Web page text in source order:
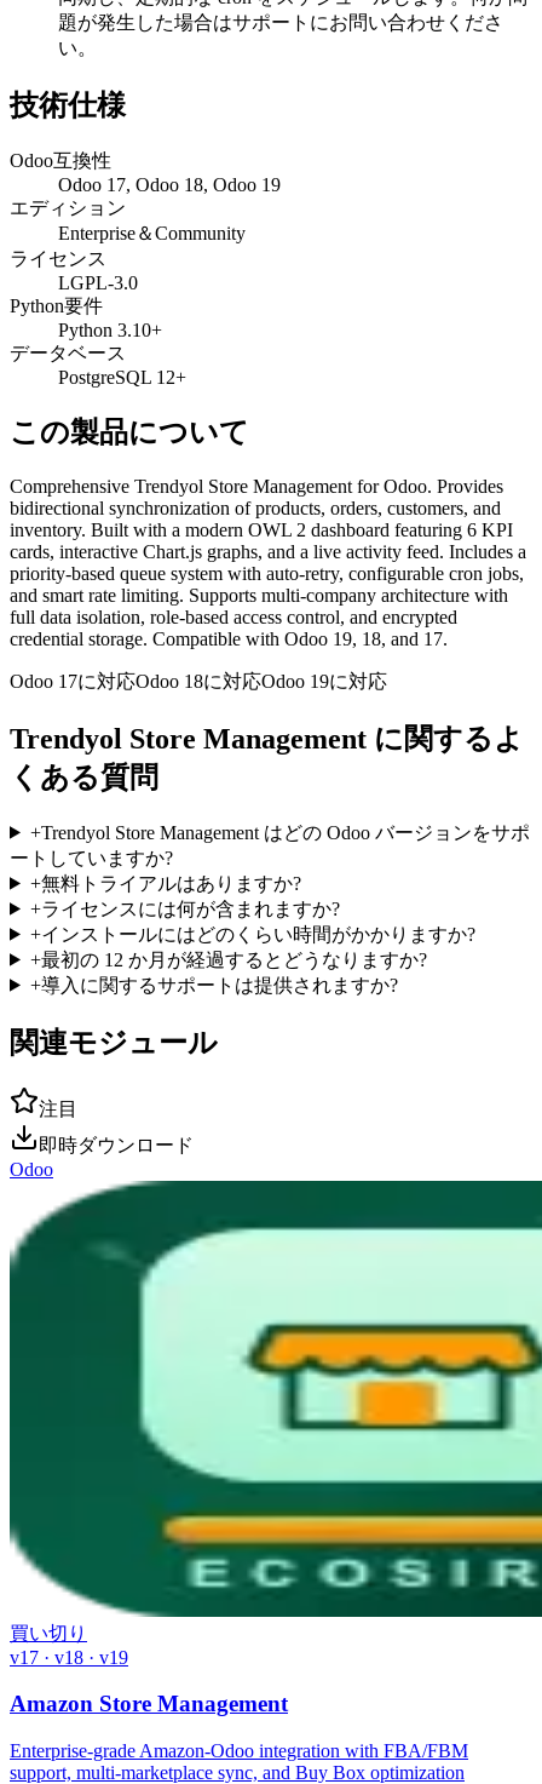
題が発生した場合はサポートにお問い合わせくださ
い。
技術仕様
Odoo互換性
Odoo 17, Odoo 18, Odoo 19
エディション
Enterprise＆Community
ライセンス
LGPL-3.0
Python要件
Python 3.10+
データベース
PostgreSQL 12+
この製品について
Comprehensive Trendyol Store Management for Odoo. Provides
bidirectional synchronization of products, orders, customers, and
inventory. Built with a modern OWL 2 dashboard featuring 6 KPI
cards, interactive Chart.js graphs, and a live activity feed. Includes a
priority-based queue system with auto-retry, configurable cron jobs,
and smart rate limiting. Supports multi-company architecture with
full data isolation, role-based access control, and encrypted
credential storage. Compatible with Odoo 19, 18, and 17.
Odoo 17に対応Odoo 18に対応Odoo 19に対応
Trendyol Store Management に関するよ
くある質問
+Trendyol Store Management はどの Odoo バージョンをサポ
ートしていますか?
+無料トライアルはありますか?
+ライセンスには何が含まれますか?
+インストールにはどのくらい時間がかかりますか?
+最初の 12 か月が経過するとどうなりますか?
+導入に関するサポートは提供されますか?
関連モジュール
注目
即時ダウンロード
Odoo
買い切り
v17 · v18 · v19
Amazon Store Management
Enterprise-grade Amazon-Odoo integration with FBA/FBM
support, multi-marketplace sync, and Buy Box optimization